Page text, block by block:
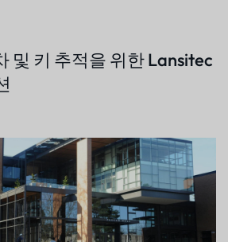
및 키 추적을 위한 Lansitec